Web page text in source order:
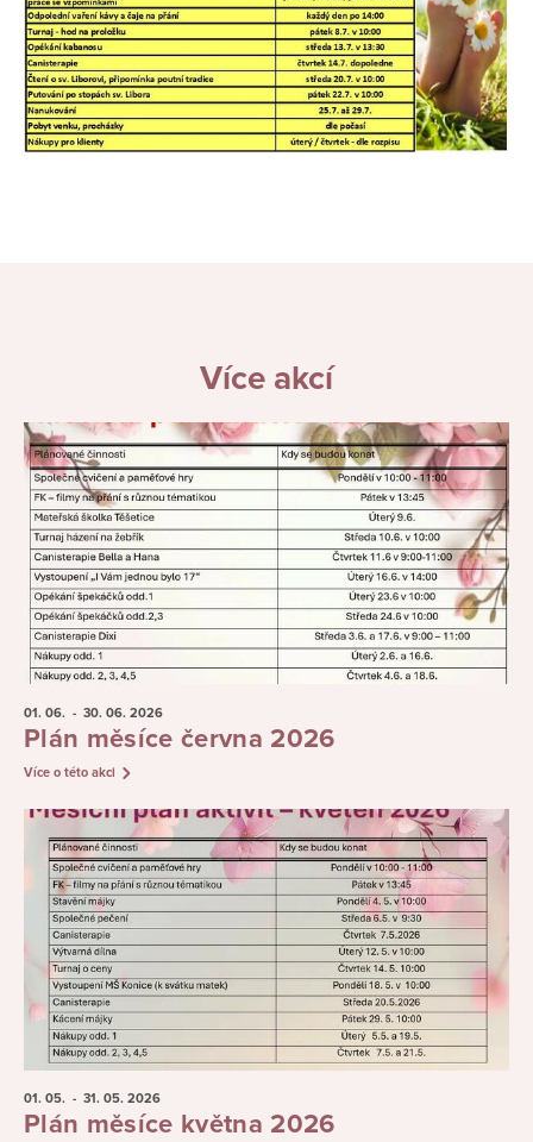
Více akcí
01. 06. - 30. 06. 2026
Plán měsíce června 2026
Více o této akci
01. 05. - 31. 05. 2026
Plán měsíce května 2026